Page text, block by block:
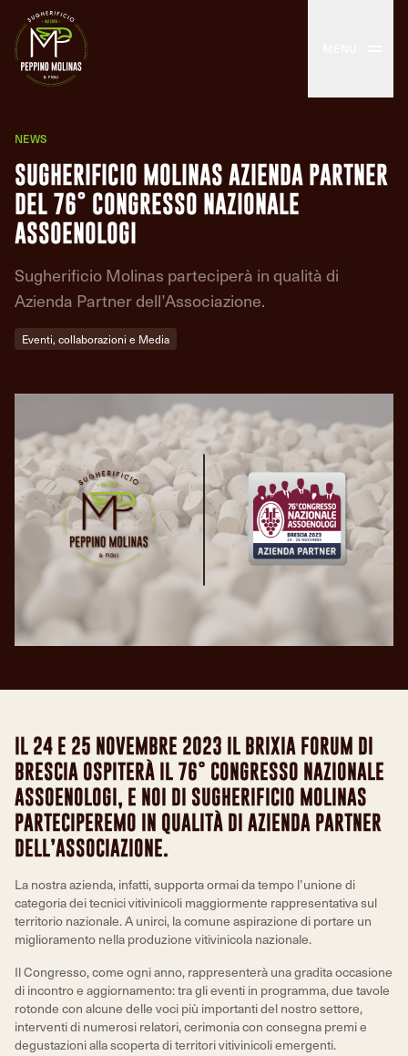
NEWS
SUGHERIFICIO MOLINAS AZIENDA PARTNER
DEL 76° CONGRESSO NAZIONALE
ASSOENOLOGI
Sugherificio Molinas parteciperà in qualità di
Azienda Partner dell’Associazione.
Eventi, collaborazioni e Media
IL 24 E 25 NOVEMBRE 2023 IL BRIXIA FORUM DI
BRESCIA OSPITERÀ IL 76° CONGRESSO NAZIONALE
ASSOENOLOGI, E NOI DI SUGHERIFICIO MOLINAS
PARTECIPEREMO IN QUALITÀ DI AZIENDA PARTNER
DELL’ASSOCIAZIONE.
La nostra azienda, infatti, supporta ormai da tempo l’unione di
categoria dei tecnici vitivinicoli maggiormente rappresentativa sul
territorio nazionale. A unirci, la comune aspirazione di portare un
miglioramento nella produzione vitivinicola nazionale.
Il Congresso, come ogni anno, rappresenterà una gradita occasione
di incontro e aggiornamento: tra gli eventi in programma, due tavole
rotonde con alcune delle voci più importanti del nostro settore,
interventi di numerosi relatori, cerimonia con consegna premi e
degustazioni alla scoperta di territori vitivinicoli emergenti.